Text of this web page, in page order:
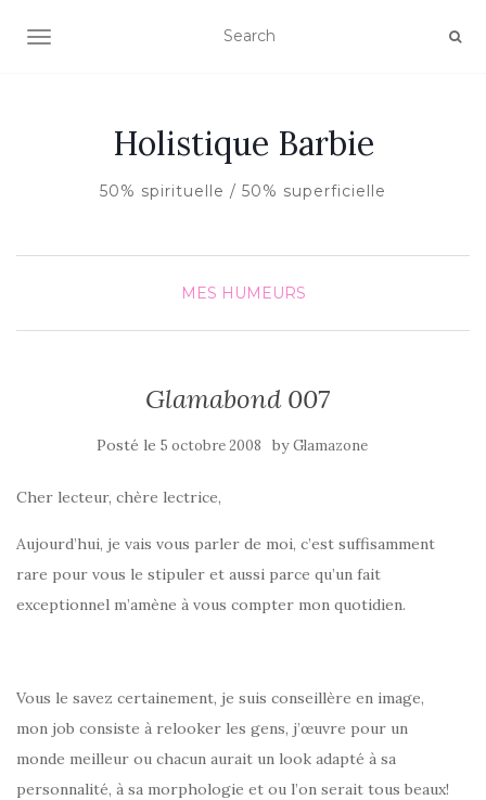
AFFICHER/MASQUER LA NAVIGATION
Holistique Barbie
50% spirituelle / 50% superficielle
MES HUMEURS
Glamabond 007
Posté le 5 octobre 2008 byGlamazone
Cher lecteur, chère lectrice,
Aujourd’hui, je vais vous parler de moi, c’est suffisamment
rare pour vous le stipuler et aussi parce qu’un fait
exceptionnel m’amène à vous compter mon quotidien.
Vous le savez certainement, je suis conseillère en image,
mon job consiste à relooker les gens, j’œuvre pour un
monde meilleur ou chacun aurait un look adapté à sa
personnalité, à sa morphologie et ou l’on serait tous beaux!